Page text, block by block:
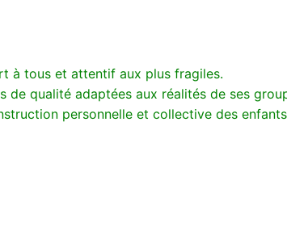
à tous et attentif aux plus fragiles.
de qualité adaptées aux réalités de ses
personnelle et collective des